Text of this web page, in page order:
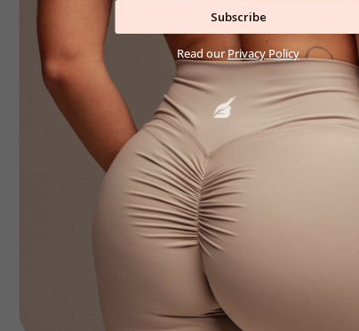
fitness a silový tréning
beh alebo kardio
jogu a pilates
každodenné nosenie
Starostlivosť o legíny
Správna starostlivosť predlžuje
jemnosť.Aby si legíny zachovali
postupy pri starostlivosti:
Subscribe
Read ourPrivacy Policy